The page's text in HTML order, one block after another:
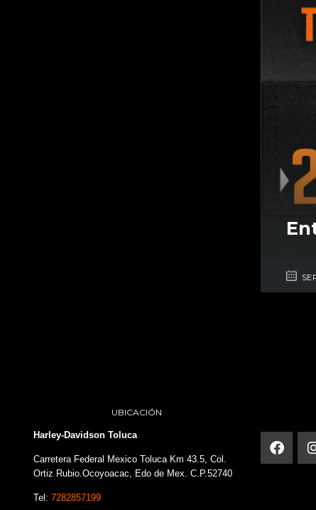
UBICACIÓN
Harley-Davidson Toluca
Carretera Federal Mexico Toluca Km 43.5, Col.
Ortiz Rubio.Ocoyoacac, Edo de Mex. C.P.52740
Tel: 7282857199